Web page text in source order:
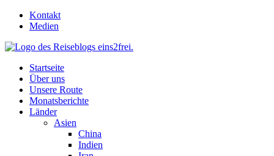
Skip
Kontakt
Medien
Startseite
Über uns
Unsere Route
Monatsberichte
Länder
Asien
China
Indien